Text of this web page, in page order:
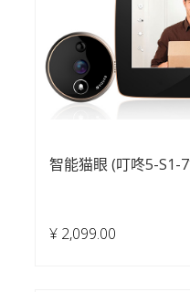
智能猫眼 (叮咚5-S1-
¥ 2,099.00